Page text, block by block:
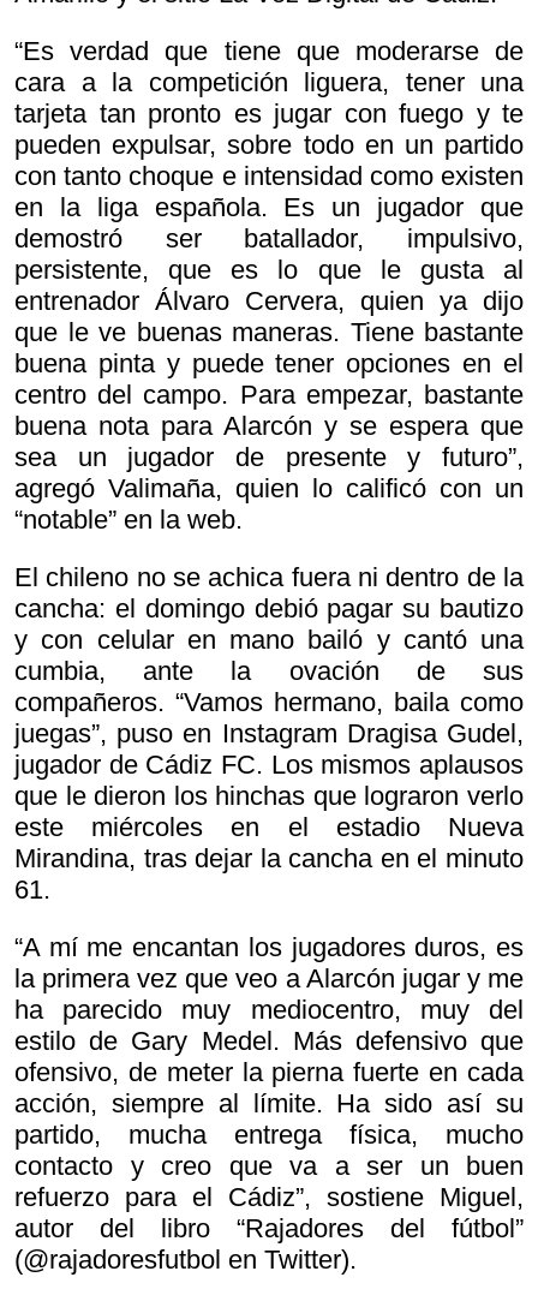
“Es verdad que tiene que moderarse de
cara a la competición liguera, tener una
tarjeta tan pronto es jugar con fuego y te
pueden expulsar, sobre todo en un partido
con tanto choque e intensidad como existen
en la liga española. Es un jugador que
demostró ser batallador, impulsivo,
persistente, que es lo que le gusta al
entrenador Álvaro Cervera, quien ya dijo
que le ve buenas maneras. Tiene bastante
buena pinta y puede tener opciones en el
centro del campo. Para empezar, bastante
buena nota para Alarcón y se espera que
sea un jugador de presente y futuro”,
agregó Valimaña, quien lo calificó con un
“notable” en la web.
El chileno no se achica fuera ni dentro de la
cancha: el domingo debió pagar su bautizo
y con celular en mano bailó y cantó una
cumbia, ante la ovación de sus
compañeros. “Vamos hermano, baila como
juegas”, puso en Instagram Dragisa Gudel,
jugador de Cádiz FC. Los mismos aplausos
que le dieron los hinchas que lograron verlo
este miércoles en el estadio Nueva
Mirandina, tras dejar la cancha en el minuto
61.
“A mí me encantan los jugadores duros, es
la primera vez que veo a Alarcón jugar y me
ha parecido muy mediocentro, muy del
estilo de Gary Medel. Más defensivo que
ofensivo, de meter la pierna fuerte en cada
acción, siempre al límite. Ha sido así su
partido, mucha entrega física, mucho
contacto y creo que va a ser un buen
refuerzo para el Cádiz”, sostiene Miguel,
autor del libro “Rajadores del fútbol”
(@rajadoresfutbol en Twitter).